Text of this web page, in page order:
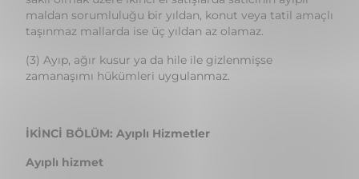
zamanaşımı hükümleri uygulanmaz.
İKİNCİ BÖLÜM: Ayıplı Hizmetler
içinde başlamaması veya taraflarca kararlaştırılmış
olan ve objektif olarak sahip olması gereken özellikleri
taşımaması nedeniyle sözleşmeye aykırı olan